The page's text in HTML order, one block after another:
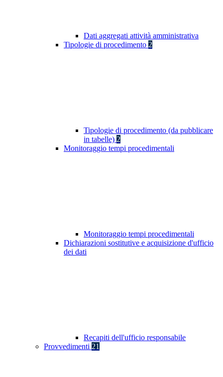
Dati aggregati attività amministrativa
Tipologie di procedimento 2
Tipologie di procedimento (da pubblicare
in tabelle) 2
Monitoraggio tempi procedimentali
Monitoraggio tempi procedimentali
Dichiarazioni sostitutive e acquisizione d'ufficio
dei dati
Recapiti dell'ufficio responsabile
Provvedimenti 21